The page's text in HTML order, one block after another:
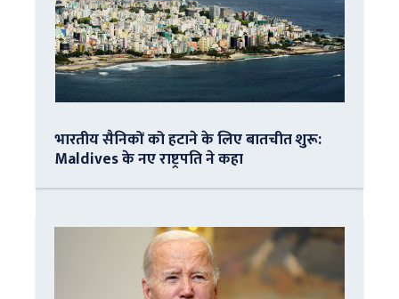
भारतीय सैनिकों को हटाने के लिए बातचीत शुरू:
Maldives के नए राष्ट्रपति ने कहा